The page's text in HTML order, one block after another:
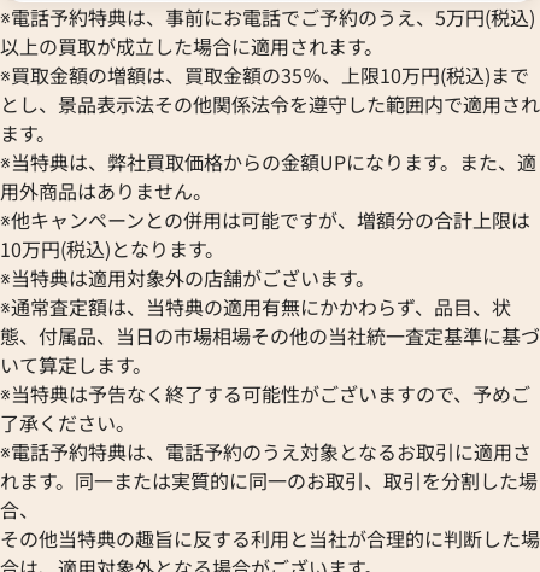
※電話予約特典は、事前にお電話でご予約のうえ、5万円(税込)
以上の買取が成立した場合に適用されます。
※買取金額の増額は、買取金額の35％、上限10万円(税込)まで
とし、景品表示法その他関係法令を遵守した範囲内で適用され
ます。
※当特典は、弊社買取価格からの金額UPになります。また、適
用外商品はありません。
※他キャンペーンとの併用は可能ですが、増額分の合計上限は
10万円(税込)となります。
※当特典は適用対象外の店舗がございます。
※通常査定額は、当特典の適用有無にかかわらず、品目、状
態、付属品、当日の市場相場その他の当社統一査定基準に基づ
いて算定します。
※当特典は予告なく終了する可能性がございますので、予めご
了承ください。
※電話予約特典は、電話予約のうえ対象となるお取引に適用さ
れます。同一または実質的に同一のお取引、取引を分割した場
合、
その他当特典の趣旨に反する利用と当社が合理的に判断した場